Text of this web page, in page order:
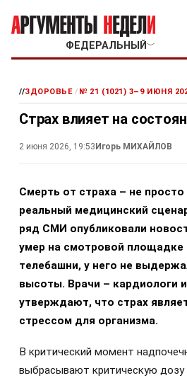
ФЕДЕРАЛЬНЫЙ ﹀
//ЗДОРОВЬЕ / № 21 (1021) 3–9 ИЮНЯ
Страх влияет на
2 июня 2026, 19:53 Игорь МИХАЙЛОВ
Смерть от страха – не
реальный медицинский
ряд СМИ опубликовали
умер на смотровой площадке
телебашни, у него не
высоты. Врачи – кардиологи и
утверждают, что страх
стрессом для организма.
В критический момент
выбрасывают критическую дозу